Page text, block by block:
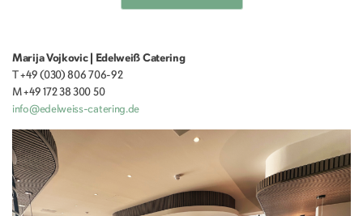
Marija Vojkovic | Edelweiß Catering
T +49 (030) 806 706-92
M +49 172 38 300 50
info@edelweiss-catering.de